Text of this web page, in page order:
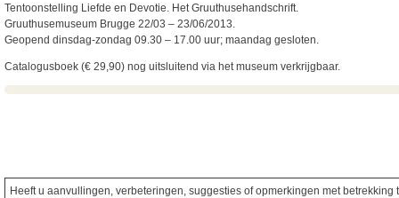
Tentoonstelling Liefde en Devotie. Het Gruuthusehandschrift.
Gruuthusemuseum Brugge 22/03 – 23/06/2013.
Geopend dinsdag-zondag 09.30 – 17.00 uur; maandag gesloten.
Catalogusboek (€ 29,90) nog uitsluitend via het museum verkrijgbaar.
Heeft u aanvullingen, verbeteringen, suggesties of opmerkingen met